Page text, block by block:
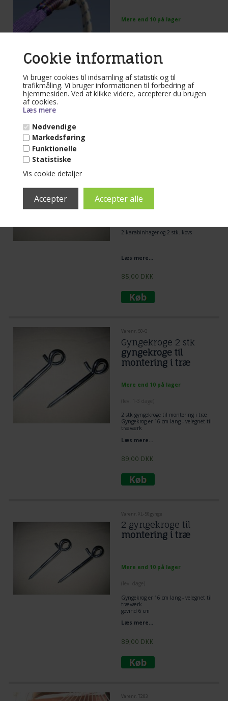
Cookie information
Vi bruger cookies til indsamling af statistik og til
trafikmåling. Vi bruger informationen til forbedring af
hjemmesiden. Ved at klikke videre, accepterer du brugen
af cookies.
Læs mere
Nødvendige
Markedsføring
Funktionelle
Statistiske
Vis cookie detaljer
Mere end 10 på lager
polyesterkerne. Enkelt tilbehør til
hængekøje. Se nærmere på foto og Lig
flagknob mellem hængekøje og tov.
Den mest enkelt og praktiske løsning
til ophængning af hængekøje.
Læs mere...
79,00 DKK
Mere end 10 på lager
2 karabinhager og 2 stk. kovs
Læs mere...
85,00 DKK
Varenr. 50-G
Gyngekroge 2 stk
gyngekroge til
montering i træ
Mere end 10 på lager
2 stk gyngekroge til montering i træ
Gyngekrog er 16 cm lang - velegnet til
træværk
1 cm diameter
Læs mere...
89,00 DKK
Varenr. XL-50gynge
2 gyngekroge til
montering i træ
Mere end 10 på lager
Gyngekrog er 16 cm lang - velegnet til
træværk
gevind 6 cm
Læs mere...
89,00 DKK
Varenr. T203